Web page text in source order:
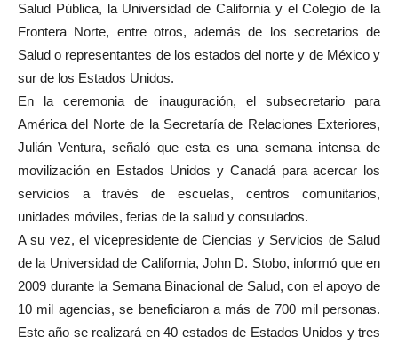
Salud Pública, la Universidad de California y el Colegio de la
Frontera Norte, entre otros, además de los secretarios de
Salud o representantes de los estados del norte y de México y
sur de los Estados Unidos.
En la ceremonia de inauguración, el subsecretario para
América del Norte de la Secretaría de Relaciones Exteriores,
Julián Ventura, señaló que esta es una semana intensa de
movilización en Estados Unidos y Canadá para acercar los
servicios a través de escuelas, centros comunitarios,
unidades móviles, ferias de la salud y consulados.
A su vez, el vicepresidente de Ciencias y Servicios de Salud
de la Universidad de California, John D. Stobo, informó que en
2009 durante la Semana Binacional de Salud, con el apoyo de
10 mil agencias, se beneficiaron a más de 700 mil personas.
Este año se realizará en 40 estados de Estados Unidos y tres